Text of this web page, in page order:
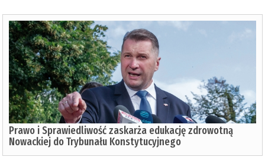
Prawo i Sprawiedliwość zaskarża edukację zdrowotną
Nowackiej do Trybunału Konstytucyjnego